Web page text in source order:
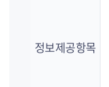
정보제공항목